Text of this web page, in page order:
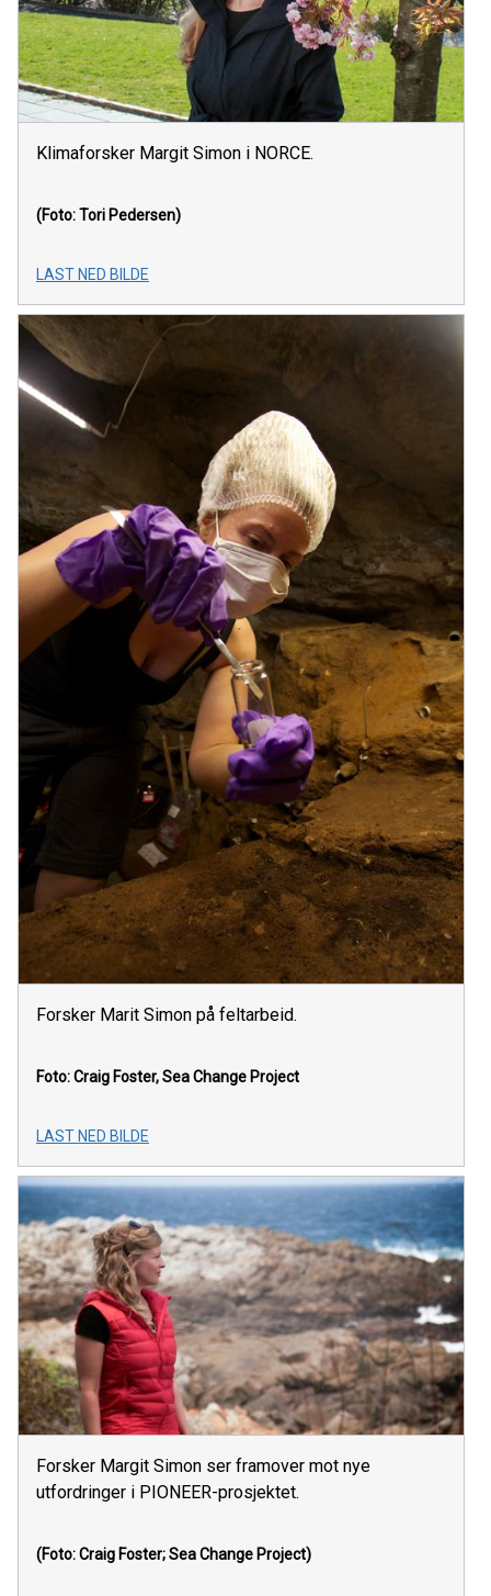
Klimaforsker Margit Simon i NORCE.
(Foto: Tori Pedersen)
LAST NED BILDE
Forsker Marit Simon på feltarbeid.
Foto: Craig Foster, Sea Change Project
LAST NED BILDE
Forsker Margit Simon ser framover mot nye
utfordringer i PIONEER-prosjektet.
(Foto: Craig Foster; Sea Change Project)